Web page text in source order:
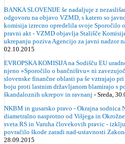
BANKA SLOVENIJE še nadaljuje z
odgovoru na objavo VZMD, s katero so
komisija izrecno opredelila svoje Sporočilo
pravni akt - VZMD objavlja Stališče
ukrepanju poziva Agencijo za javni nadzor
02.10.2015
EVROPSKA KOMISIJA na Sodišču EU
njeno »Sporočilo o bančništvu« ni
slovenske finančne oblasti pa še vztrajajo
boju proti lastnim državljanom blamirajo s
škandaloznih ukrepov in ravnanj - Sreda,
NKBM in gusarsko pravo - Okrajna sodnica
diametralno nasprotno od Višjega in
sveta RS in Varuha človekovih pravic -
povračilo škode zaradi nad-ustavnosti
28.09.2015